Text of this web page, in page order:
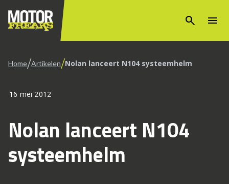
search menu
Home/Artikelen/Nolan lanceert N104 systeemhelm
16 mei 2012
Nolan lanceert N104
systeemhelm